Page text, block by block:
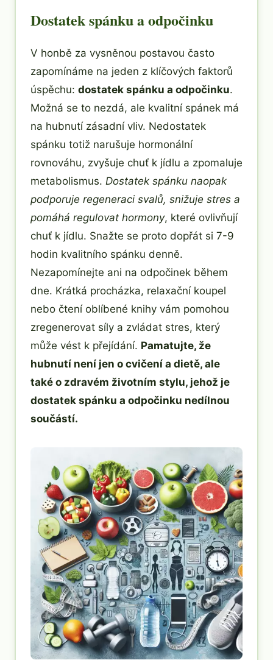
Dostatek spánku a odpočinku
V honbě za vysněnou postavou často
zapomínáme na jeden z klíčových faktorů
úspěchu: dostatek spánku a odpočinku.
Možná se to nezdá, ale kvalitní spánek má
na hubnutí zásadní vliv. Nedostatek
spánku totiž narušuje hormonální
rovnováhu, zvyšuje chuť k jídlu a zpomaluje
metabolismus. Dostatek spánku naopak
podporuje regeneraci svalů, snižuje stres a
pomáhá regulovat hormony, které ovlivňují
chuť k jídlu. Snažte se proto dopřát si 7-9
hodin kvalitního spánku denně.
Nezapomínejte ani na odpočinek během
dne. Krátká procházka, relaxační koupel
nebo čtení oblíbené knihy vám pomohou
zregenerovat síly a zvládat stres, který
může vést k přejídání. Pamatujte, že
hubnutí není jen o cvičení a dietě, ale
také o zdravém životním stylu, jehož je
dostatek spánku a odpočinku nedílnou
součástí.